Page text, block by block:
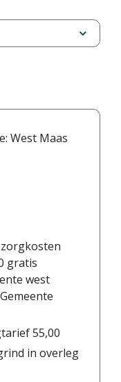
West Maas
gratis
west
55,00
in overleg